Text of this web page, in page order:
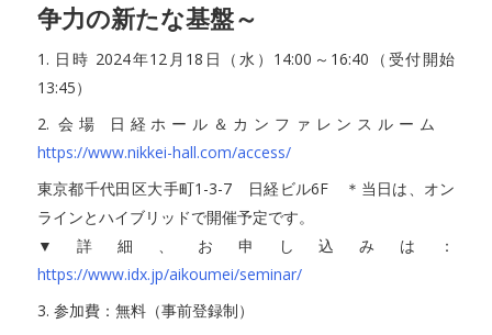
争力の新たな基盤～
1. 日時 2024年12月18日（水）14:00～16:40（受付開始
13:45）
2. 会場 日経ホール＆カンファレンスルーム
https://www.nikkei-hall.com/access/
東京都千代田区大手町1-3-7 日経ビル6F ＊当日は、オン
ラインとハイブリッドで開催予定です。
▼詳細、お申し込みは：
https://www.idx.jp/aikoumei/seminar/
3. 参加費：無料（事前登録制）